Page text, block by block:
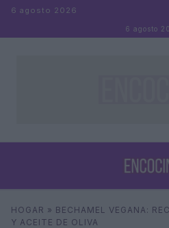
Saltar al contenido
6 agosto 2026
6 agosto
Buscar
HOGAR » BECHAMEL VEGANA:
Y ACEITE DE OLIVA